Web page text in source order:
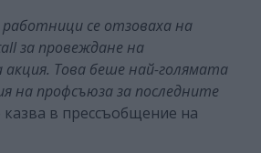
се отзоваха на
за провеждане на
Това беше най-голямата
на профсъюза за последните
казва в прессъобщение на